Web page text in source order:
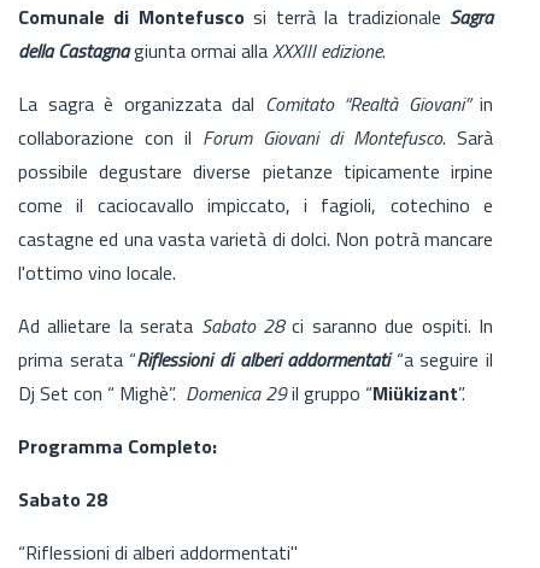
Comunale di Montefuscosi terrà la tradizionale Sagra
della Castagnagiunta ormai allaXXXIII edizione.
La sagra è organizzata dal Comitato “Realtà Giovani”in
collaborazione con il Forum Giovani di Montefusco. Sarà
possibile degustare diverse pietanze tipicamente irpine
come il caciocavallo impiccato, i fagioli, cotechino e
castagne ed una vasta varietà di dolci. Non potrà mancare
l'ottimo vino locale.
Ad allietare la serata Sabato 28ci saranno due ospiti. In
prima serata “Riflessioni di alberi addormentati“a seguire il
Dj Set con “ Mighè”. Domenica 29il gruppo “Miükizant”.
Programma Completo:
Sabato 28
“Riflessioni di alberi addormentati"